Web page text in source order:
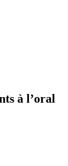
à l’oral